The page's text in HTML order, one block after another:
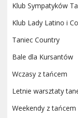
Klub Sympatyków
Klub Lady Latino i
Taniec Country
Bale dla Kursantów
Wczasy z tańcem
Letnie warsztaty
Weekendy z tańcem